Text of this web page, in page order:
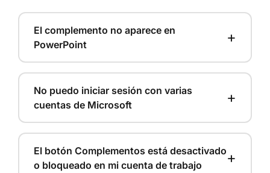
El complemento no aparece en
PowerPoint
+
No puedo iniciar sesión con varias
cuentas de Microsoft
+
El botón Complementos está desactivado
o bloqueado en mi cuenta de trabajo
+